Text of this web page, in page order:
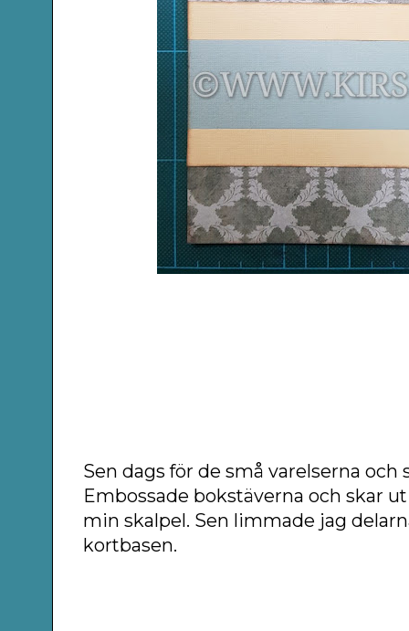
Sen dags för de små varelserna och
Embossade bokstäverna och skar
min skalpel. Sen limmade jag
kortbasen.